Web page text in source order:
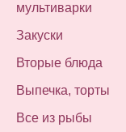
мультиварки
Закуски
Вторые блюда
Выпечка, торты
Все из рыбы